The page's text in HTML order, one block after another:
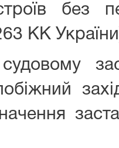
без
КК